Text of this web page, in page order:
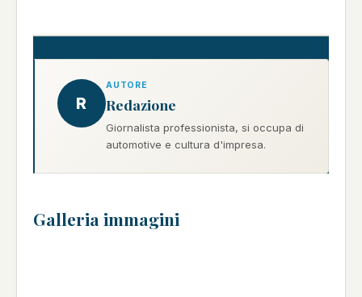
R
AUTORE
Redazione
Giornalista professionista, si occupa di
automotive e cultura d'impresa.
Galleria immagini